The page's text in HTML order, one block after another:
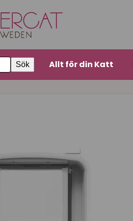
Sök Allt för din Katt